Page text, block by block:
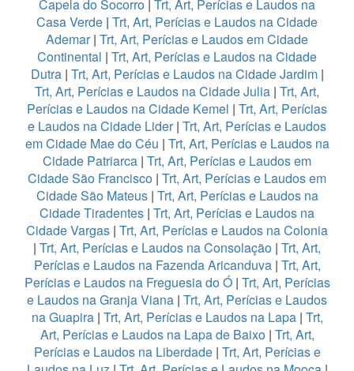
Capela do Socorro | Trt, Art, Perícias e Laudos na
Casa Verde | Trt, Art, Perícias e Laudos na Cidade
Ademar| Trt, Art, Perícias e Laudos em Cidade
Continental | Trt, Art, Perícias e Laudos na Cidade
Dutra | Trt, Art, Perícias e Laudos na Cidade Jardim|
Trt, Art, Perícias e Laudos na Cidade Julia | Trt, Art,
Perícias e Laudos na Cidade Kemel | Trt, Art, Perícias
e Laudos na Cidade Lider| Trt, Art, Perícias e Laudos
em Cidade Mae do Céu | Trt, Art, Perícias e Laudos na
Cidade Patriarca | Trt, Art, Perícias e Laudos em
Cidade São Francisco | Trt, Art, Perícias e Laudos em
Cidade São Mateus| Trt, Art, Perícias e Laudos na
Cidade Tiradentes | Trt, Art, Perícias e Laudos na
Cidade Vargas | Trt, Art, Perícias e Laudos na Colonia
| Trt, Art, Perícias e Laudos na Consolação | Trt, Art,
Perícias e Laudos na Fazenda Aricanduva| Trt, Art,
Perícias e Laudos na Freguesia do Ó| Trt, Art, Perícias
e Laudos na Granja Viana | Trt, Art, Perícias e Laudos
na Guapira| Trt, Art, Perícias e Laudos na Lapa| Trt,
Art, Perícias e Laudos na Lapa de Baixo | Trt, Art,
Perícias e Laudos na Liberdade | Trt, Art, Perícias e